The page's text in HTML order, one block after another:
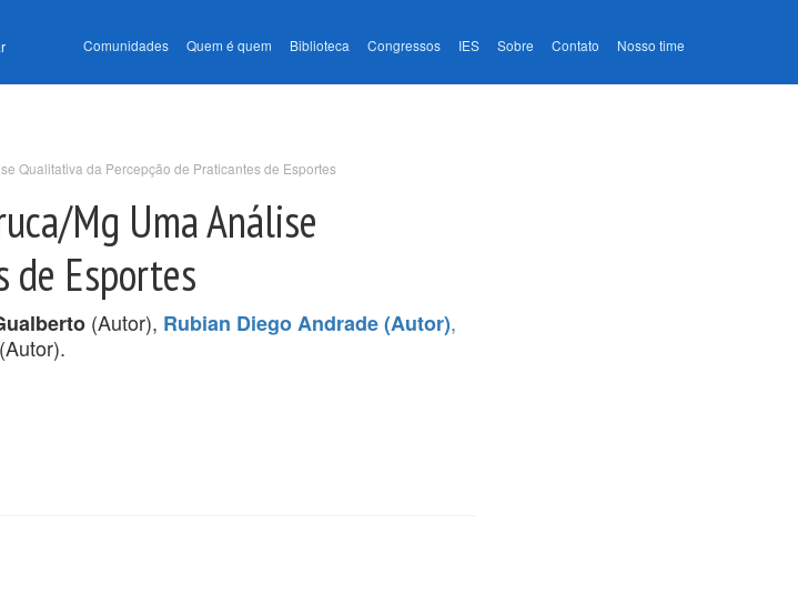
Comunidades Quem é quem Biblioteca Congressos IES Sobre Contato Nosso time
Qualitativa da Percepção de Praticantes de Esportes
Mg Uma Análise
de Esportes
(Autor), Rubian Diego Andrade (Autor),
(Autor).